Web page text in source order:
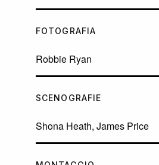
FOTOGRAFIA
Robbie Ryan
SCENOGRAFIE
Shona Heath, James Price